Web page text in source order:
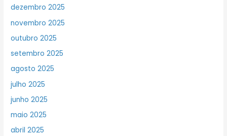
dezembro 2025
novembro 2025
outubro 2025
setembro 2025
agosto 2025
julho 2025
junho 2025
maio 2025
abril 2025